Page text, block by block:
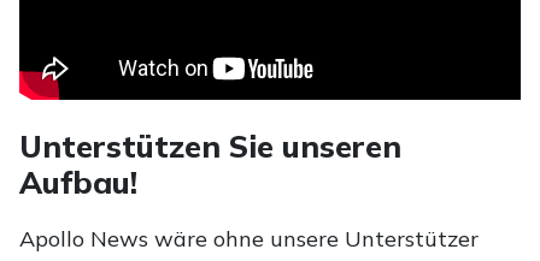
Unterstützen Sie unseren
Aufbau!
Apollo News wäre ohne unsere Unterstützer